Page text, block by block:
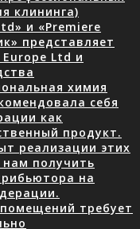
клининга)
и «Premiere
представляет
Ltd и
химия
себя
как
продукт.
реализации этих
получить
на
требует